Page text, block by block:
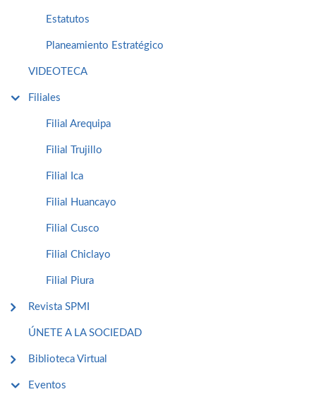
Estatutos
Planeamiento Estratégico
VIDEOTECA
Filiales
Filial Arequipa
Filial Trujillo
Filial Ica
Filial Huancayo
Filial Cusco
Filial Chiclayo
Filial Piura
Revista SPMI
ÚNETE A LA SOCIEDAD
Biblioteca Virtual
Eventos